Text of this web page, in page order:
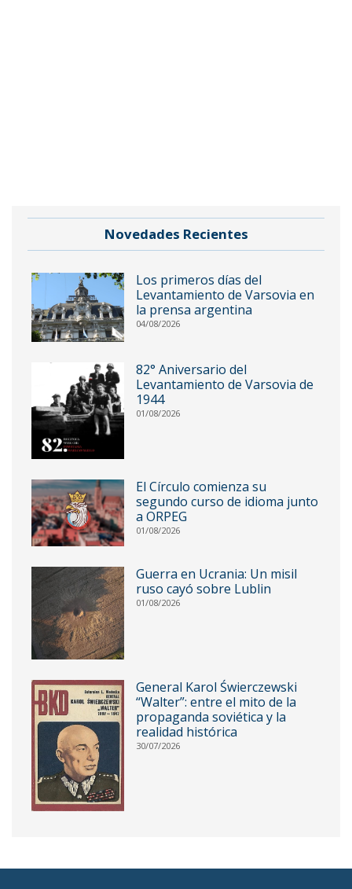
Novedades Recientes
Los primeros días del
Levantamiento de Varsovia en
la prensa argentina
04/08/2026
82° Aniversario del
Levantamiento de Varsovia de
1944
01/08/2026
El Círculo comienza su
segundo curso de idioma junto
a ORPEG
01/08/2026
Guerra en Ucrania: Un misil
ruso cayó sobre Lublin
01/08/2026
General Karol Świerczewski
“Walter”: entre el mito de la
propaganda soviética y la
realidad histórica
30/07/2026